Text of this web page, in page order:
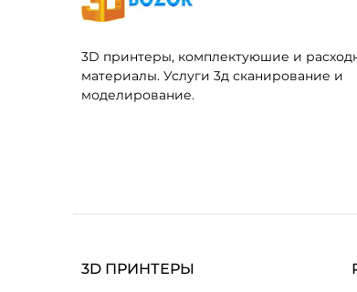
3D принтеры, комплектуюшие и
материалы. Услуги 3д сканирование и
моделирование.
3D ПРИНТЕРЫ